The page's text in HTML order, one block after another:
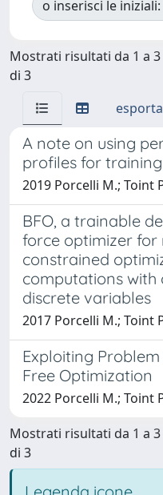
o inserisci le iniziali:
Mostrati risultati da 1 a 3
di 3
A note on using
profiles for
2019 Porcelli M.; Toint
BFO, a trainable
force optimizer
constrained
computations with
discrete variables
2017 Porcelli M.; Toint
Exploiting
Free Optimization
2022 Porcelli M.; Toint
Mostrati risultati da 1 a 3
di 3